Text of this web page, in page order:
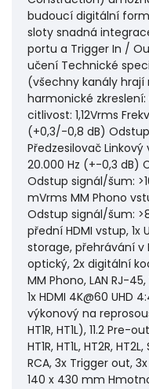
budoucí digitální
sloty snadná
portu a Trigger In /
učení Technické
(všechny kanály hrají
harmonické
citlivost: 1,12Vrms
(+0,3/-0,8 dB)
Předzesilovač
20.000 Hz (+-0,3 dB)
Odstup signál/šum:
mVrms MM Phono
Odstup signál/šum:
přední HDMI vstup, 1x
storage, přehrávání v
optický, 2x digitální
MM Phono, LAN RJ-
1x HDMI 4K@60 UHD
výkonový na
HT1R, HT1L), 11.2 Pre-
HT1R, HT1L, HT2R,
RCA, 3x Trigger out,
140 x 430 mm